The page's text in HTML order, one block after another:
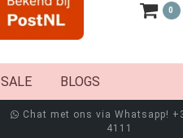
0
SALE BLOGS
Chat met ons via Whatsapp!
4111